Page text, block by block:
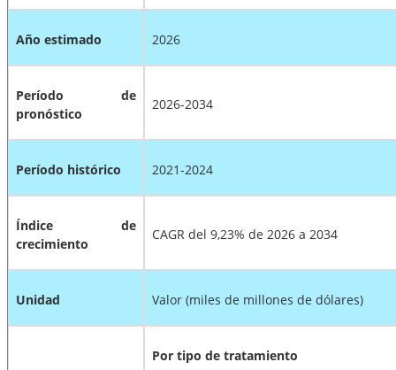
Año estimado 2026
Período de
pronóstico
2026-2034
Período histórico 2021-2024
Índice de
crecimiento
CAGR del 9,23% de 2026 a 2034
Unidad Valor (miles de millones de dólares)
Por tipo de tratamiento